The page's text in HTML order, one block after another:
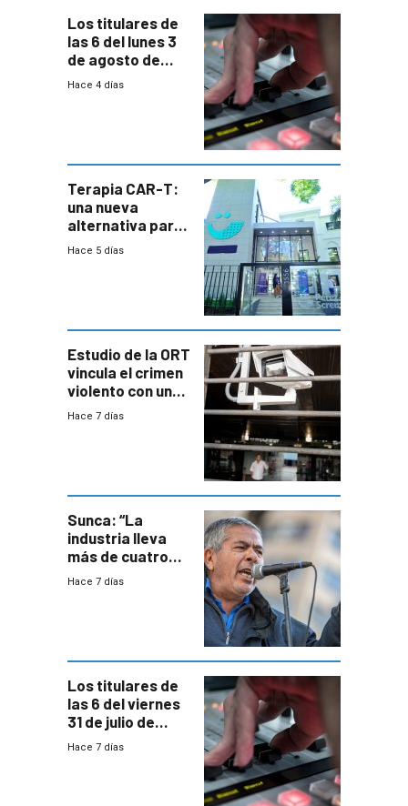
Los titulares de
las 6 del lunes 3
de agosto de
2026
Hace 4 días
Terapia CAR-T:
una nueva
alternativa para
niños y
Hace 5 días
Estudio de la ORT
vincula el crimen
violento con una
menor creación
Hace 7 días
Sunca: “La
industria lleva
más de cuatro
meses sin
Hace 7 días
Los titulares de
las 6 del viernes
31 de julio de
2026
Hace 7 días